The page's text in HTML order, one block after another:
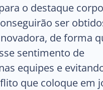
o destaque
ser
de forma
sentimento de
equipes e
que coloque em